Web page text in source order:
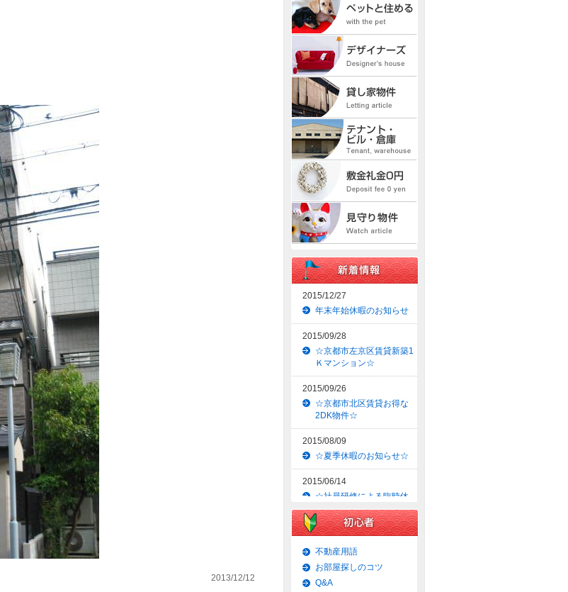
2013/12/12
2015/12/27
年末年始休暇のお知らせ
2015/09/28
☆京都市左京区賃貸新築1
Ｋマンション☆
2015/09/26
☆京都市北区賃貸お得な
2DK物件☆
2015/08/09
☆夏季休暇のお知らせ☆
2015/06/14
☆社員研修による臨時休
業のお知らせ☆
2015/06/09
☆京都市上京区賃貸お得
な1ＬＤＫマンション☆
2015/06/07
不動産用語
お部屋探しのコツ
Q&A